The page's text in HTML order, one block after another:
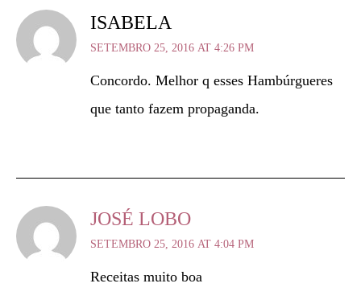
ISABELA
SETEMBRO 25, 2016 AT 4:26 PM
Concordo. Melhor q esses Hambúrgueres
que tanto fazem propaganda.
JOSÉ LOBO
SETEMBRO 25, 2016 AT 4:04 PM
Receitas muito boa